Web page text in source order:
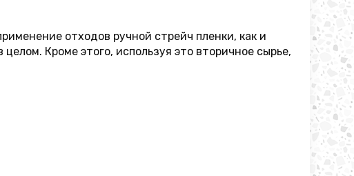
отходов ручной стрейч пленки, как и
Кроме этого, используя это вторичное сырье,